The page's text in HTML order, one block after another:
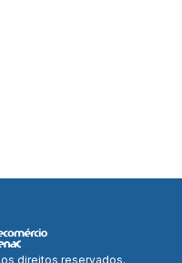
direitos reservados.